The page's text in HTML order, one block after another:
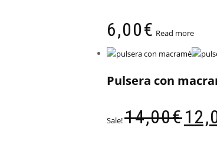
6,00€ Read more
Pulsera con
Sale!14,00€